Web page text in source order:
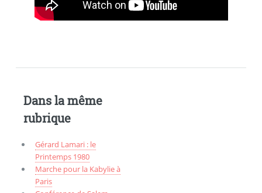
Dans la même
rubrique
Gérard Lamari : le
Printemps 1980
Marche pour la Kabylie à
Paris